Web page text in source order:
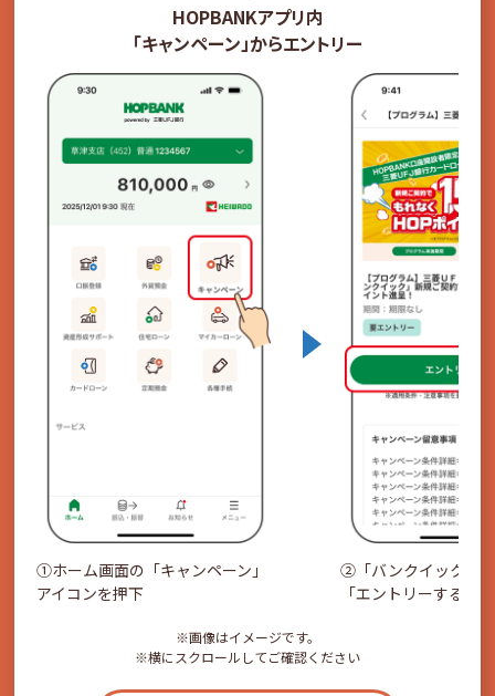
HOPBANKアプリ内
「キャンペーン」からエントリー
①ホーム画面の「キャンペーン」
アイコンを押下
②「バンクイック」
「エントリーする」
※画像はイメージです。
※横にスクロールしてご確認ください